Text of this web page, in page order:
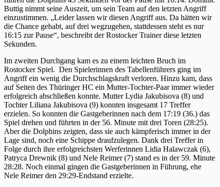
Buttig nimmt seine Auszeit, um sein Team auf den letzten Angriff
einzustimmen. „Leider lassen wir diesen Angriff aus. Da hätten wir
die Chance gehabt, auf drei wegzugehen, stattdessen steht es nur
16:15 zur Pause“, beschreibt der Rostocker Trainer diese letzten
Sekunden.
Im zweiten Durchgang kam es zu einem leichten Bruch im
Rostocker Spiel. Den Spielerinnen des Tabellenführers ging im
Angriff ein wenig die Durchschlagskraft verloren. Hinzu kam, dass
auf Seiten des Thüringer HC ein Mutter-Tochter-Paar immer wieder
erfolgreich abschließen konnte. Mutter Lydia Jakubisova (8) und
Tochter Liliana Jakubisova (9) konnten insgesamt 17 Treffer
erzielen. So konnten die Gastgeberinnen nach dem 17:19 (36.) das
Spiel drehen und führten in der 56. Minute mit drei Toren (28:25).
Aber die Dolphins zeigten, dass sie auch kämpferisch immer in der
Lage sind, noch eine Schippe draufzulegen. Dank drei Treffer in
Folge durch ihre erfolgreichsten Werferinnen Lidia Halawczak (6),
Patryca Drewnik (8) und Nele Reimer (7) stand es in der 59. Minute
28:28. Noch einmal gingen die Gastgeberinnen in Führung, ehe
Nele Reimer den 29:29-Endstand erzielte.